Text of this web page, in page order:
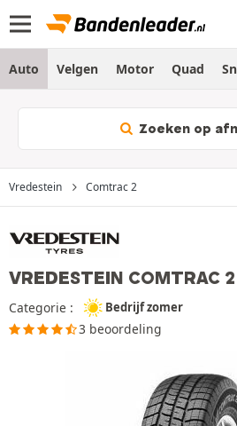
Auto Velgen Motor Quad
Zoeken op
Vredestein Comtrac 2
VREDESTEIN COMTRAC 2
Categorie : Bedrijf zomer
3 beoordeling